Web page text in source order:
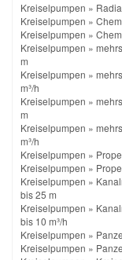
Kreiselpumpen »
Kreiselpumpen »
Kreiselpumpen »
Kreiselpumpen »
m
Kreiselpumpen »
m³/h
Kreiselpumpen »
m
Kreiselpumpen »
m³/h
Kreiselpumpen »
Kreiselpumpen »
Kreiselpumpen »
bis 25 m
Kreiselpumpen »
bis 10 m³/h
Kreiselpumpen »
Kreiselpumpen »